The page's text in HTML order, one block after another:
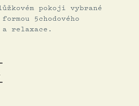
pokoji vybrané
5chodového
a relaxace.